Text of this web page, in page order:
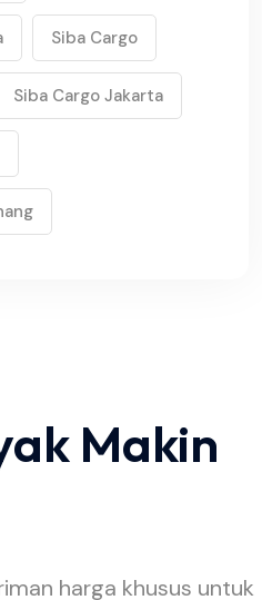
Siba Cargo
Siba Cargo Jakarta
Makin
harga khusus untuk